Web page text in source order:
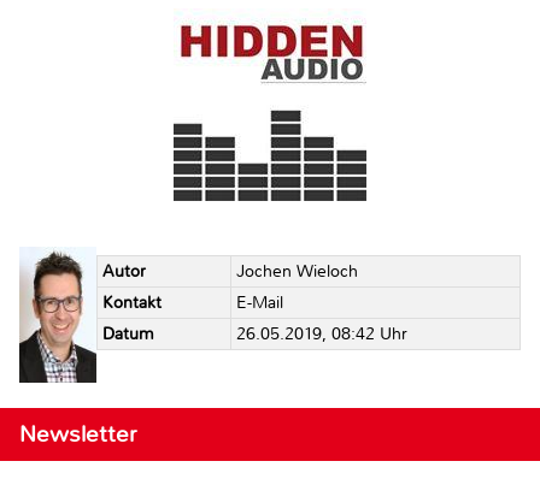
Autor
Jochen Wieloch
Kontakt
E-Mail
Datum
26.05.2019, 08:42 Uhr
Newsletter